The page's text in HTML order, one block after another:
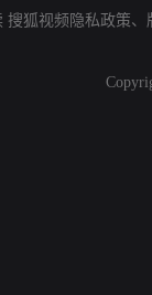
搜狐视频隐私政策、